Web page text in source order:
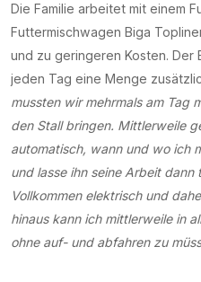
Die Familie arbeitet mit einem
Futtermischwagen Biga
und zu geringeren Kosten.
jeden Tag eine Menge
mussten wir mehrmals am Tag
den Stall bringen. Mittlerweile
automatisch, wann und wo ich
und lasse ihn seine Arbeit dann
Vollkommen elektrisch und
hinaus kann ich mittlerweile in
ohne auf- und abfahren zu